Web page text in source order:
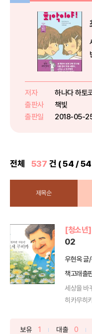
저자
하나다 하토
출판사
책빛
출판일
2018-05-
전체 537 건 ( 54 /
제목순
[청소년]
02
우현옥 글
책고래출
세상을 바
히카무히
보유 1 대출 0